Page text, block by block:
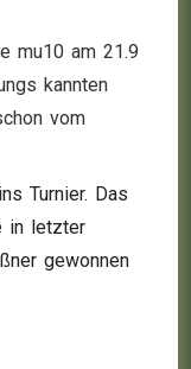
mu10 am 21.9
kannten
vom
Turnier. Das
in letzter
gewonnen